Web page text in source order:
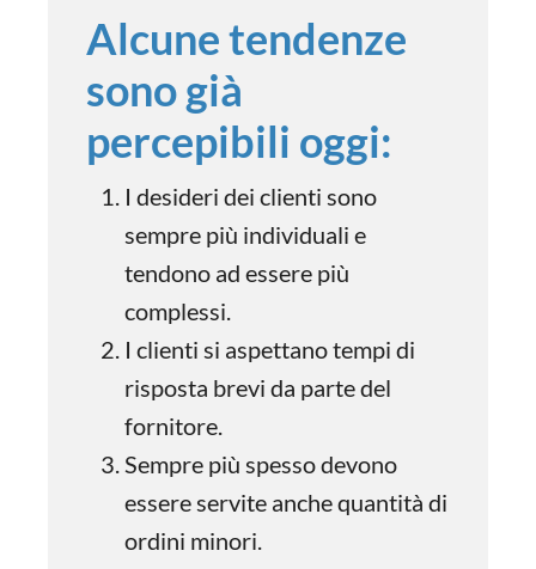
Alcune tendenze
sono già
percepibili oggi:
I desideri dei clienti sono
sempre più individuali e
tendono ad essere più
complessi.
I clienti si aspettano tempi di
risposta brevi da parte del
fornitore.
Sempre più spesso devono
essere servite anche quantità di
ordini minori.